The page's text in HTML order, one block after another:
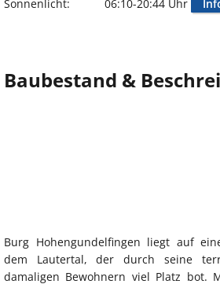
Sonnenlicht:
06:10-20:44 Uhr
Baubestand &
Burg Hohengundelfingen liegt auf
dem Lautertal, der durch seine
damaligen Bewohnern viel Platz bot.